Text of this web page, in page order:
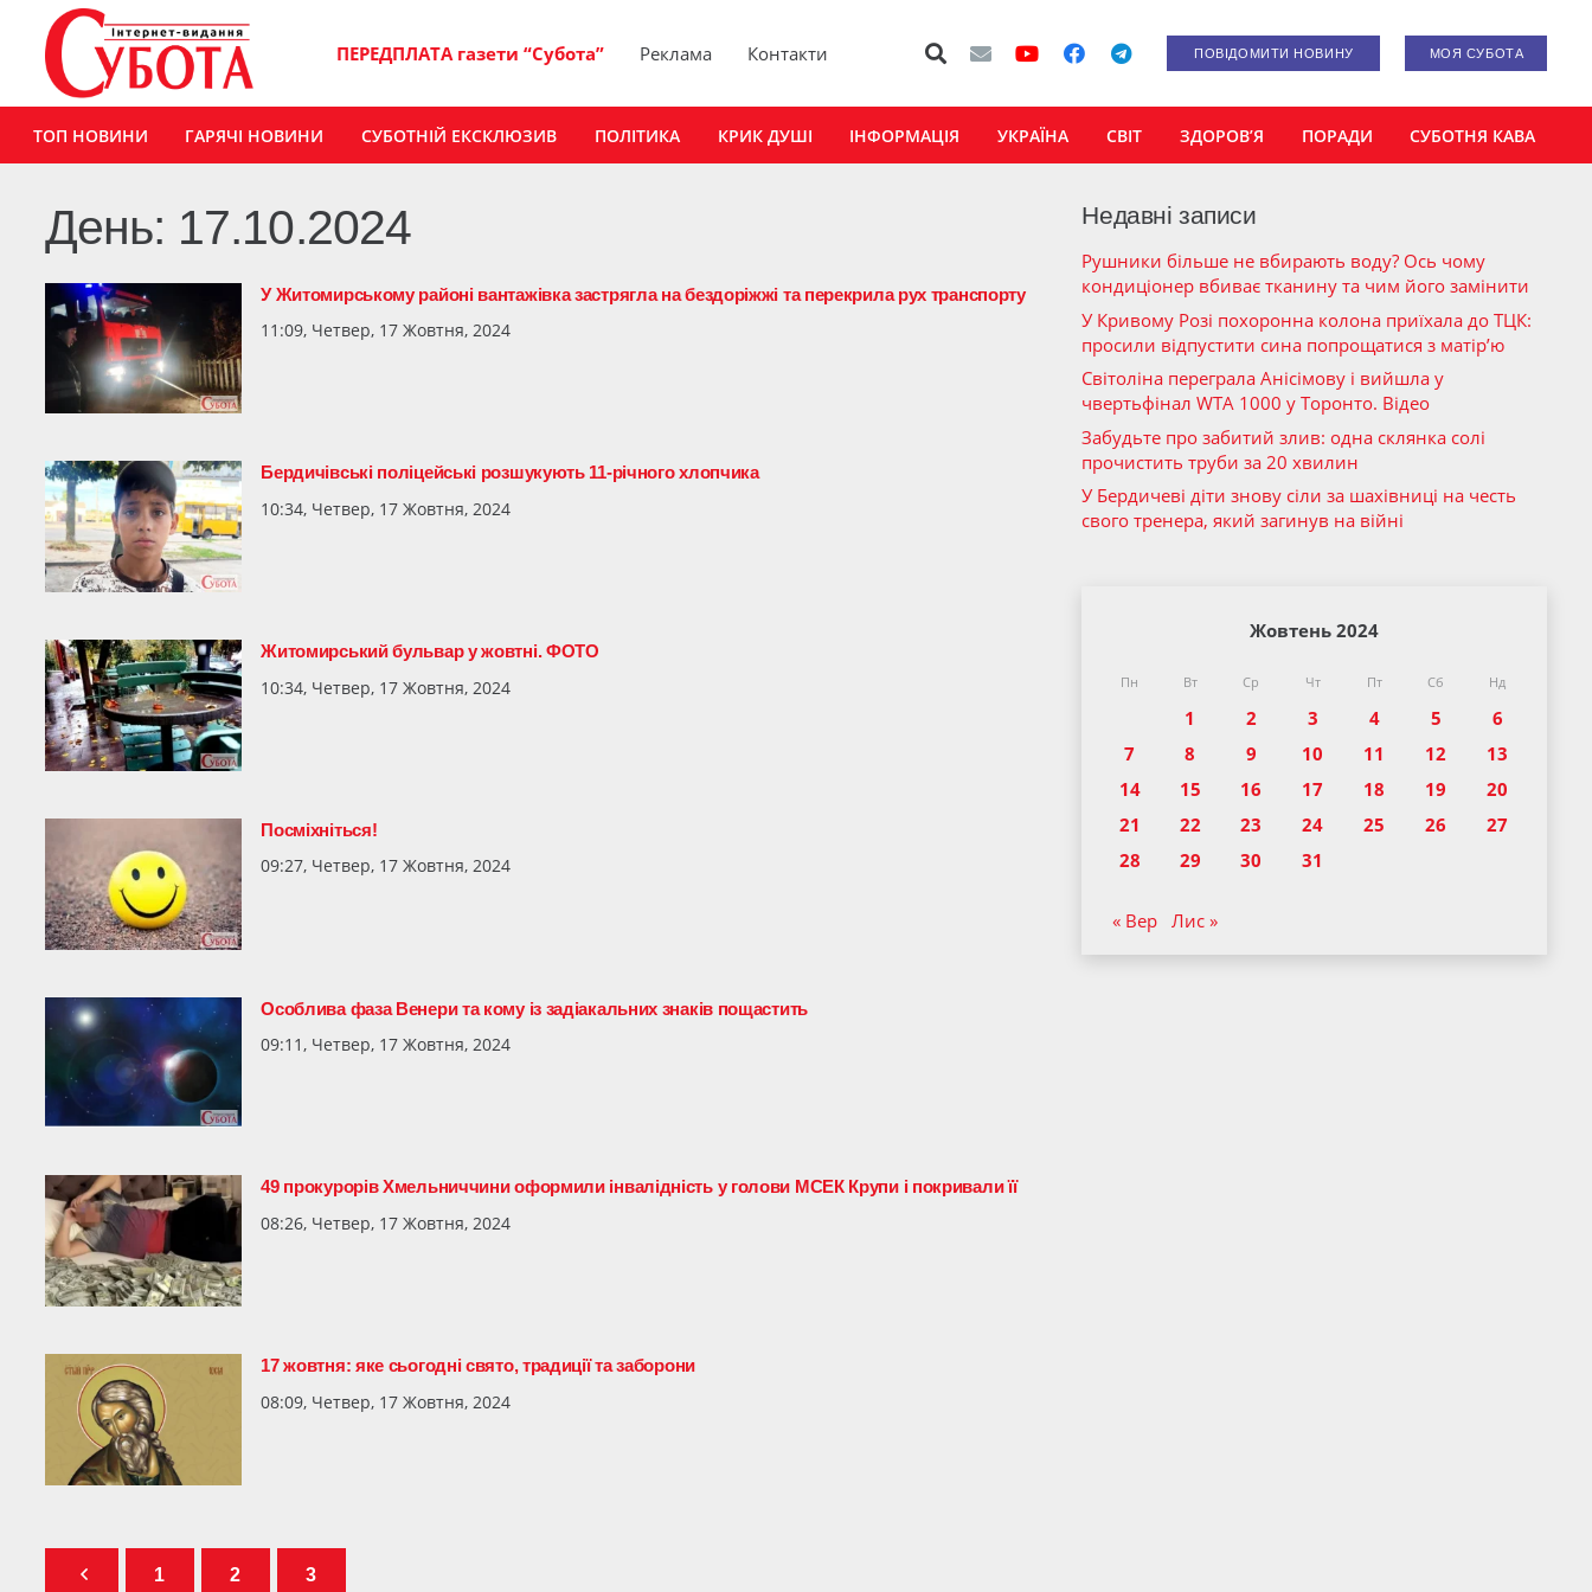
ПЕРЕДПЛАТА газети “Субота” Реклама Контакти ПОВІДОМИТИ НОВИНУ МОЯ СУБОТА
ТОП НОВИНИ ГАРЯЧІ НОВИНИ СУБОТНІЙ ЕКСКЛЮЗИВ ПОЛІТИКА КРИК ДУШІ ІНФОРМАЦІЯ УКРАЇНА СВІТ ЗДОРОВ’Я ПОРАДИ СУБОТНЯ КАВА
День: 17.10.2024
У Житомирському районі вантажівка застрягла на бездоріжжі та перекрила рух транспорту
11:09, Четвер, 17 Жовтня, 2024
Бердичівські поліцейські розшукують 11-річного хлопчика
10:34, Четвер, 17 Жовтня, 2024
Житомирський бульвар у жовтні. ФОТО
10:34, Четвер, 17 Жовтня, 2024
Посміхніться!
09:27, Четвер, 17 Жовтня, 2024
Особлива фаза Венери та кому із задіакальних знаків пощастить
09:11, Четвер, 17 Жовтня, 2024
49 прокурорів Хмельниччини оформили інвалідність у голови МСЕК Крупи і покривали її
08:26, Четвер, 17 Жовтня, 2024
17 жовтня: яке сьогодні свято, традиції та заборони
08:09, Четвер, 17 Жовтня, 2024
1 2 3
Недавні записи
Рушники більше не вбирають воду? Ось чому
кондиціонер вбиває тканину та чим його замінити
У Кривому Розі похоронна колона приїхала до ТЦК:
просили відпустити сина попрощатися з матір’ю
Світоліна переграла Анісімову і вийшла у
чвертьфінал WTA 1000 у Торонто. Відео
Забудьте про забитий злив: одна склянка солі
прочистить труби за 20 хвилин
У Бердичеві діти знову сіли за шахівниці на честь
свого тренера, який загинув на війні
Жовтень 2024
Пн Вт Ср Чт Пт Сб Нд
1 2 3 4 5
6
7
8 9 10 11 12
13
14
15 16 17 18 19
20
21
22 23 24 25 26
27
28
29 30 31
« Вер Лис »